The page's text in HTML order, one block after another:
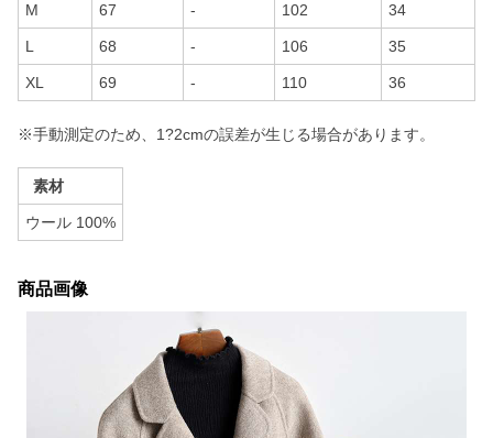
M 67 - 102 34
L 68 - 106 35
XL 69 - 110 36
※手動測定のため、1?2cmの誤差が生じる場合があります。
素材
ウール 100%
商品画像